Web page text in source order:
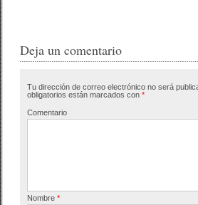
e
o
o
er p
tir
Deja un comentario
Tu dirección de correo electrónico no será
obligatorios están marcados con*
Comentario
Nombre*